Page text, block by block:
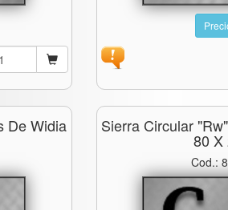
De Widia Sierra Circular
80 X
Cod.: